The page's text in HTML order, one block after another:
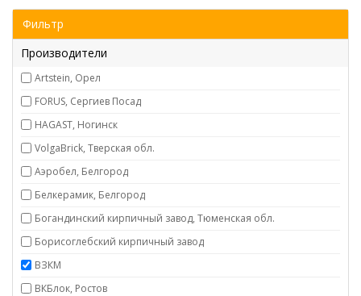
Фильтр
Производители
Artstein, Орел
FORUS, Сергиев Посад
HAGAST, Ногинск
VolgaBrick, Тверская обл.
Аэробел, Белгород
Белкерамик, Белгород
Богандинский кирпичный завод, Тюменская обл.
Борисоглебский кирпичный завод
ВЗКМ
ВКБлок, Ростов